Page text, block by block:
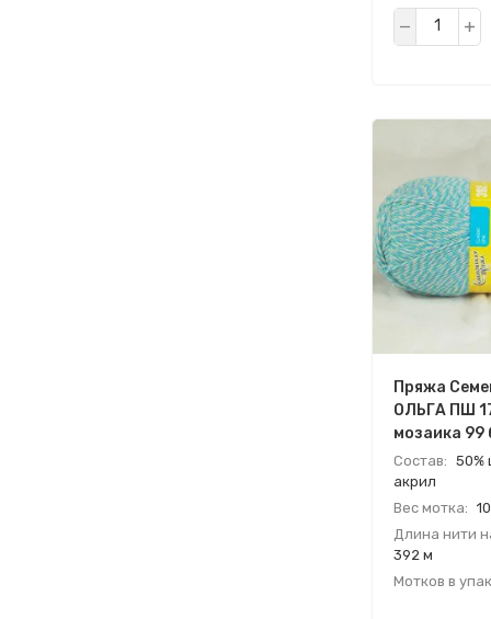
Пряжа
ОЛЬГА ПШ
мозаика 99
мотков)
Состав: 50%
акрил
Вес мотка:
Длина нити
392 м
Мотков в